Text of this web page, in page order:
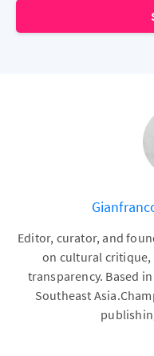
Editor, curator, and
on cultural
transparency. Based
Southeast